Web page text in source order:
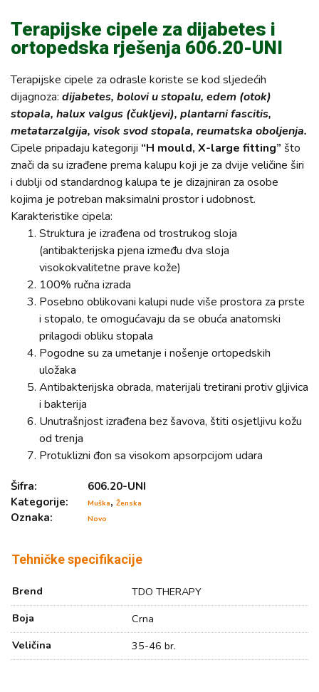
Terapijske cipele za dijabetes i
ortopedska rješenja 606.20-UNI
Terapijske cipele za odrasle koriste se kod sljedećih
dijagnoza: dijabetes, bolovi u stopalu, edem (otok)
stopala, halux valgus (čukljevi), plantarni fascitis,
metatarzalgija, visok svod stopala, reumatska oboljenja.
Cipele pripadaju kategoriji “H mould, X-large fitting” što
znači da su izrađene prema kalupu koji je za dvije veličine širi
i dublji od standardnog kalupa te je dizajniran za osobe
kojima je potreban maksimalni prostor i udobnost.
Karakteristike cipela:
Struktura je izrađena od trostrukog sloja
(antibakterijska pjena između dva sloja
visokokvalitetne prave kože)
100% ručna izrada
Posebno oblikovani kalupi nude više prostora za prste
i stopalo, te omogućavaju da se obuća anatomski
prilagodi obliku stopala
Pogodne su za umetanje i nošenje ortopedskih
uložaka
Antibakterijska obrada, materijali tretirani protiv gljivica
i bakterija
Unutrašnjost izrađena bez šavova, štiti osjetljivu kožu
od trenja
Protuklizni đon sa visokom apsorpcijom udara
Šifra:
606.20-UNI
Kategorije:
Muška, Ženska
Oznaka: Novo
Tehničke specifikacije
Brend
TDO THERAPY
Boja
Crna
Veličina
35-46 br.